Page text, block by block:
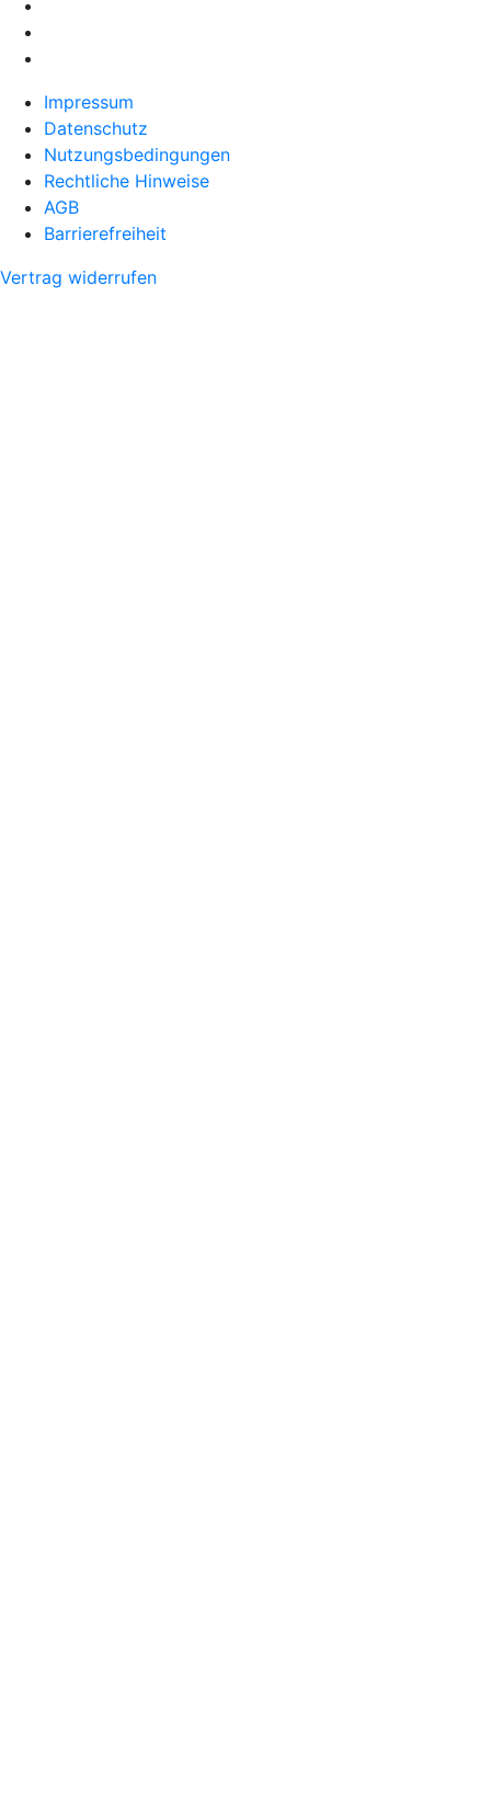
Impressum
Datenschutz
Nutzungsbedingungen
Rechtliche Hinweise
AGB
Barrierefreiheit
Vertrag widerrufen